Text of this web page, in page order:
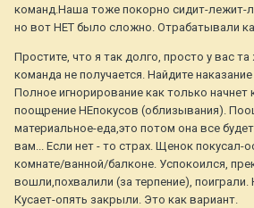
команд.Наша тоже покорно сидит-лежит-
но вот НЕТ было сложно. Отрабатывали
Простите, что я так долго, просто у вас
команда не получается. Найдите
Полное игнорирование как только
поощрение НЕпокусов (облизывания).
материальное-еда,это потом она все
вам... Если нет - то страх. Щенок покусал-
комнате/ванной/балконе. Успокоился,
вошли,похвалили (за терпение), поиграли.
Кусает-опять закрыли. Это как вариант.